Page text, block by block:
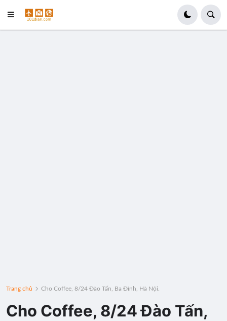
Trang chủ Cho Coffee, 8/24 Đào Tấn, Ba Đình, Hà Nội.
Cho Coffee, 8/24 Đào Tấn,